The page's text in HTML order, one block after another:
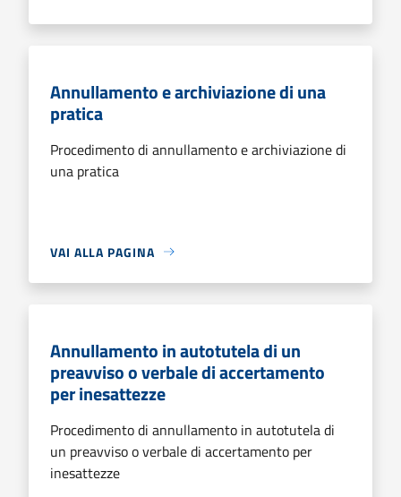
Annullamento e archiviazione di una
pratica
Procedimento di annullamento e archiviazione di
una pratica
VAI ALLA PAGINA
Annullamento in autotutela di un
preavviso o verbale di accertamento
per inesattezze
Procedimento di annullamento in autotutela di
un preavviso o verbale di accertamento per
inesattezze